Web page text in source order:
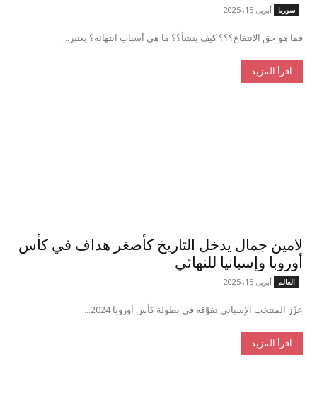
سوريا أبريل 15, 2025
فما هو حق الانتفاع؟؟؟ كيف ينشأ؟؟ ما هي أسباب انتهائه؟ يعتبر...
اقرأ المزيد
لامين جمال يدخل التاريخ كأصغر هداف في كأس
أوروبا وإسبانيا للنهائي
العالم أبريل 15, 2025
عزّز المنتخب الإسباني تفوّقه في بطولة كأس أوروبا 2024...
اقرأ المزيد